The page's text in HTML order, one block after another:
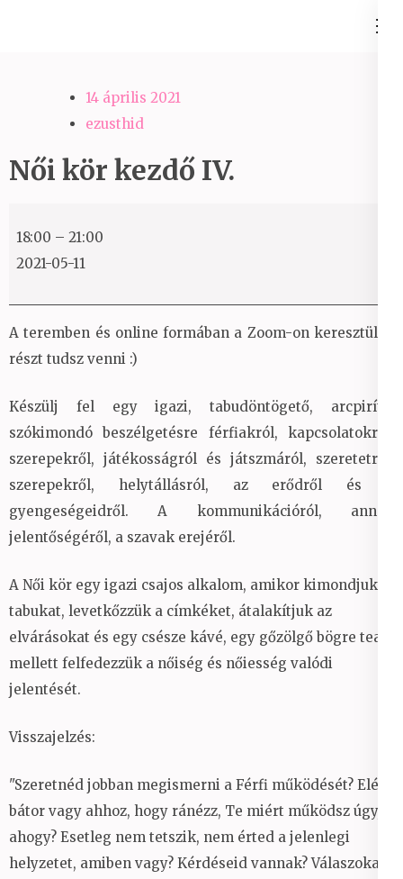
14 április 2021
ezusthid
Női kör kezdő IV.
kör
kezdő
18:00 – 21:00
2021-05-11
A teremben és online formában a Zoom-on keresztül is
részt tudsz venni :)
Készülj fel egy igazi, tabudöntögető, arcpirító,
szókimondó beszélgetésre férfiakról, kapcsolatokról,
szerepekről, játékosságról és játszmáról, szeretetről,
szerepekről, helytállásról, az erődről és a
gyengeségeidről. A kommunikációról, annak
jelentőségéről, a szavak erejéről.
A Női kör egy igazi csajos alkalom, amikor kimondjuk a
tabukat, levetkőzzük a címkéket, átalakítjuk az
elvárásokat és egy csésze kávé, egy gőzölgő bögre tea
mellett felfedezzük a nőiség és nőiesség valódi
jelentését.
Visszajelzés:
"Szeretnéd jobban megismerni a Férfi működését? Elég
bátor vagy ahhoz, hogy ránézz, Te miért működsz úgy,
ahogy? Esetleg nem tetszik, nem érted a jelenlegi
helyzetet, amiben vagy? Kérdéseid vannak? Válaszokat,